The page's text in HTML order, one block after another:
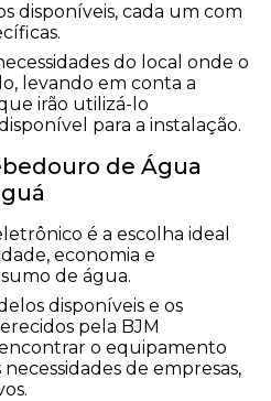
disponíveis, cada um com
do local onde o
levando em conta a
irão utilizá-lo
para a instalação.
de Água
é a escolha ideal
economia e
de água.
disponíveis e os
pela BJM
o equipamento
de empresas,